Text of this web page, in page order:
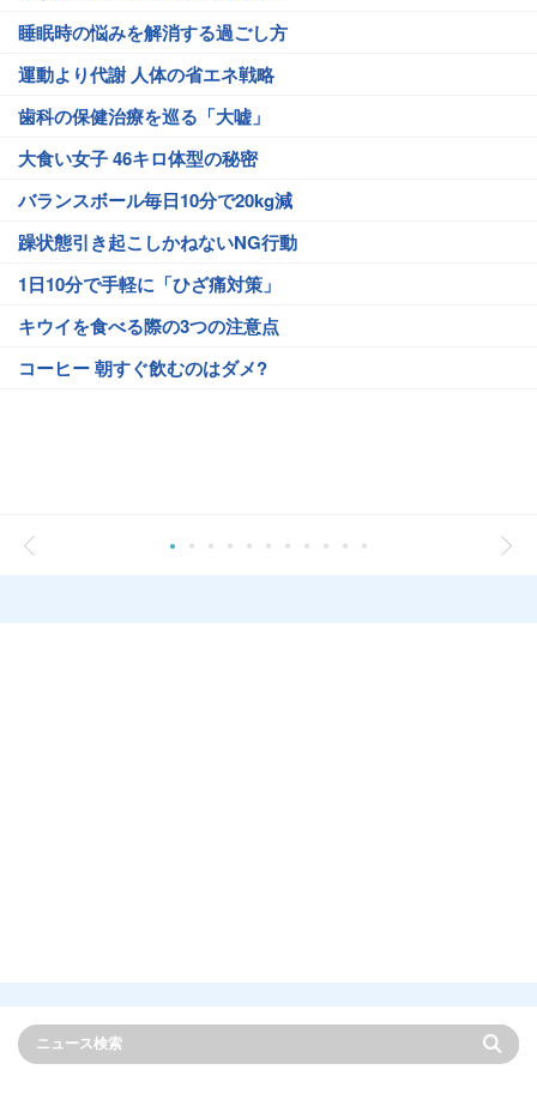
睡眠時の悩みを解消する過ごし方
運動より代謝 人体の省エネ戦略
歯科の保健治療を巡る「大嘘」
大食い女子 46キロ体型の秘密
バランスボール毎日10分で20kg減
躁状態引き起こしかねないNG行動
1日10分で手軽に「ひざ痛対策」
キウイを食べる際の3つの注意点
コーヒー 朝すぐ飲むのはダメ?